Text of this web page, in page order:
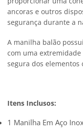
ancoras e outros
segurança durante a
A manilha balão
com uma
segura dos elementos
Itens Inclusos:
1 Manilha Em Aço